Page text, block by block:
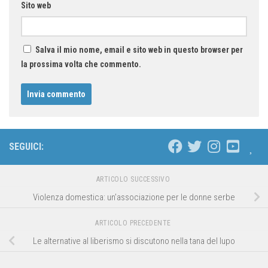
Sito web
Salva il mio nome, email e sito web in questo browser per
la prossima volta che commento.
SEGUICI:
ARTICOLO SUCCESSIVO
Violenza domestica: un’associazione per le donne serbe
ARTICOLO PRECEDENTE
Le alternative al liberismo si discutono nella tana del lupo